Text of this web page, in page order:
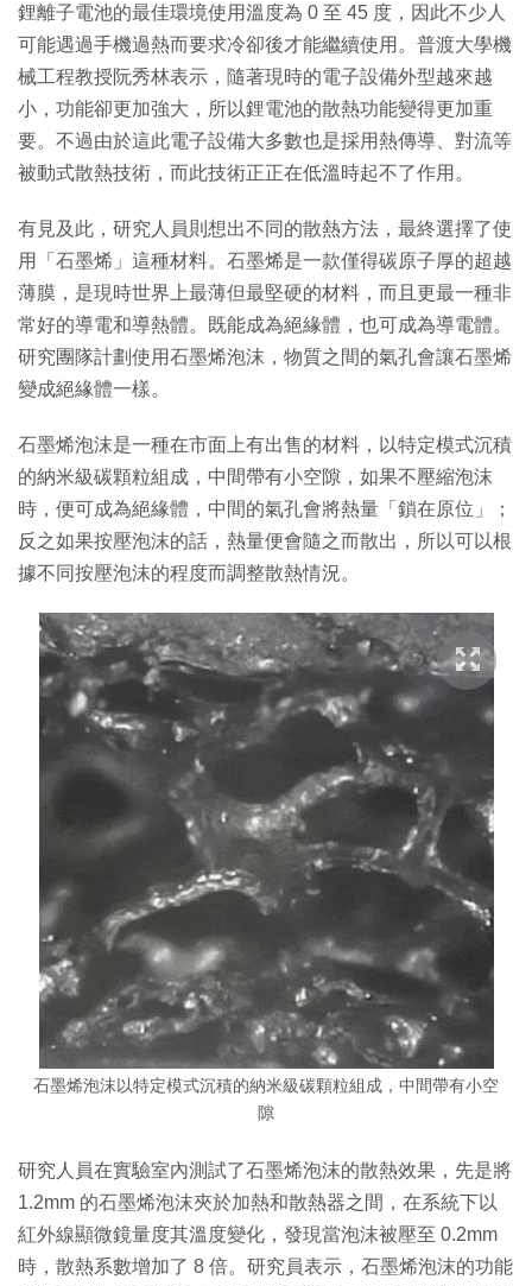
鋰離子電池的最佳環境使用溫度為 0 至 45 度，因此不少人
可能遇過手機過熱而要求冷卻後才能繼續使用。普渡大學機
械工程教授阮秀林表示，隨著現時的電子設備外型越來越
小，功能卻更加強大，所以鋰電池的散熱功能變得更加重
要。不過由於這此電子設備大多數也是採用熱傳導、對流等
被動式散熱技術，而此技術正正在低溫時起不了作用。
有見及此，研究人員則想出不同的散熱方法，最終選擇了使
用「石墨烯」這種材料。石墨烯是一款僅得碳原子厚的超越
薄膜，是現時世界上最薄但最堅硬的材料，而且更最一種非
常好的導電和導熱體。既能成為絕緣體，也可成為導電體。
研究團隊計劃使用石墨烯泡沫，物質之間的氣孔會讓石墨烯
變成絕緣體一樣。
石墨烯泡沫是一種在市面上有出售的材料，以特定模式沉積
的納米級碳顆粒組成，中間帶有小空隙，如果不壓縮泡沫
時，便可成為絕緣體，中間的氣孔會將熱量「鎖在原位」；
反之如果按壓泡沫的話，熱量便會隨之而散出，所以可以根
據不同按壓泡沫的程度而調整散熱情況。
石墨烯泡沫以特定模式沉積的納米級碳顆粒組成，中間帶有小空
隙
研究人員在實驗室內測試了石墨烯泡沫的散熱效果，先是將
1.2mm 的石墨烯泡沫夾於加熱和散熱器之間，在系統下以
紅外線顯微鏡量度其溫度變化，發現當泡沫被壓至 0.2mm
時，散熱系數增加了 8 倍。研究員表示，石墨烯泡沫的功能